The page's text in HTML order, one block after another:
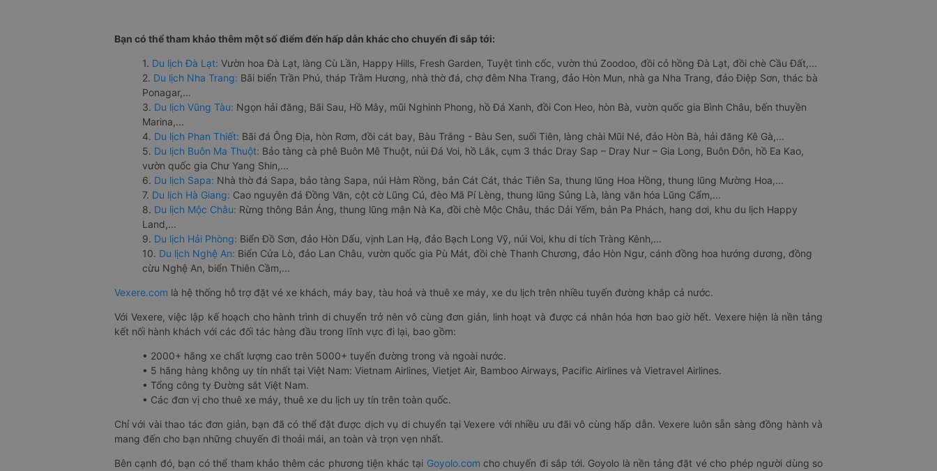
Bạn có thể tham khảo thêm một số điểm đến hấp dẫn khác cho chuyến đi sắp tới:
1. Du lịch Đà Lạt: Vườn hoa Đà Lạt, làng Cù Lần, Happy Hills, Fresh Garden, Tuyệt tình cốc, vườn thú Zoodoo, đồi cỏ hồng Đà Lạt, đồi chè Cầu Đất,...
2. Du lịch Nha Trang: Bãi biển Trần Phú, tháp Trầm Hương, nhà thờ đá, chợ đêm Nha Trang, đảo Hòn Mun, nhà ga Nha Trang, đảo Điệp Sơn, thác bà
Ponagar,...
3. Du lịch Vũng Tàu: Ngọn hải đăng, Bãi Sau, Hồ Mây, mũi Nghinh Phong, hồ Đá Xanh, đồi Con Heo, hòn Bà, vườn quốc gia Bình Châu, bến thuyền
Marina,...
4. Du lịch Phan Thiết: Bãi đá Ông Địa, hòn Rơm, đồi cát bay, Bàu Trắng - Bàu Sen, suối Tiên, làng chài Mũi Né, đảo Hòn Bà, hải đăng Kê Gà,...
5. Du lịch Buôn Ma Thuột: Bảo tàng cà phê Buôn Mê Thuột, núi Đá Voi, hồ Lắk, cụm 3 thác Dray Sap – Dray Nur – Gia Long, Buôn Đôn, hồ Ea Kao,
vườn quốc gia Chư Yang Shin,...
6. Du lịch Sapa: Nhà thờ đá Sapa, bảo tàng Sapa, núi Hàm Rồng, bản Cát Cát, thác Tiên Sa, thung lũng Hoa Hồng, thung lũng Mường Hoa,...
7. Du lịch Hà Giang: Cao nguyên đá Đồng Văn, cột cờ Lũng Cú, đèo Mã Pí Lèng, thung lũng Sủng Là, làng văn hóa Lũng Cẩm,...
8. Du lịch Mộc Châu: Rừng thông Bản Áng, thung lũng mận Nà Ka, đồi chè Mộc Châu, thác Dải Yếm, bản Pa Phách, hang dơi, khu du lịch Happy
Land,...
9. Du lịch Hải Phòng: Biển Đồ Sơn, đảo Hòn Dấu, vịnh Lan Hạ, đảo Bạch Long Vỹ, núi Voi, khu di tích Tràng Kênh,...
10. Du lịch Nghệ An: Biển Cửa Lò, đảo Lan Châu, vườn quốc gia Pù Mát, đồi chè Thanh Chương, đảo Hòn Ngư, cánh đồng hoa hướng dương, đồng
cừu Nghệ An, biển Thiên Cầm,...
Vexere.com là hệ thống hỗ trợ đặt vé xe khách, máy bay, tàu hoả và thuê xe máy, xe du lịch trên nhiều tuyến đường khắp cả nước.
Với Vexere, việc lập kế hoạch cho hành trình di chuyển trở nên vô cùng đơn giản, linh hoạt và được cá nhân hóa hơn bao giờ hết. Vexere hiện là nền tảng
kết nối hành khách với các đối tác hàng đầu trong lĩnh vực đi lại, bao gồm:
• 2000+ hãng xe chất lượng cao trên 5000+ tuyến đường trong và ngoài nước.
• 5 hãng hàng không uy tín nhất tại Việt Nam: Vietnam Airlines, Vietjet Air, Bamboo Airways, Pacific Airlines và Vietravel Airlines.
• Tổng công ty Đường sắt Việt Nam.
• Các đơn vị cho thuê xe máy, thuê xe du lịch uy tín trên toàn quốc.
Chỉ với vài thao tác đơn giản, bạn đã có thể đặt được dịch vụ di chuyển tại Vexere với nhiều ưu đãi vô cùng hấp dẫn. Vexere luôn sẵn sàng đồng hành và
mang đến cho bạn những chuyến đi thoải mái, an toàn và trọn vẹn nhất.
Bên cạnh đó, bạn có thể tham khảo thêm các phương tiện khác tại Goyolo.com cho chuyến đi sắp tới. Goyolo là nền tảng đặt vé cho phép người dùng so